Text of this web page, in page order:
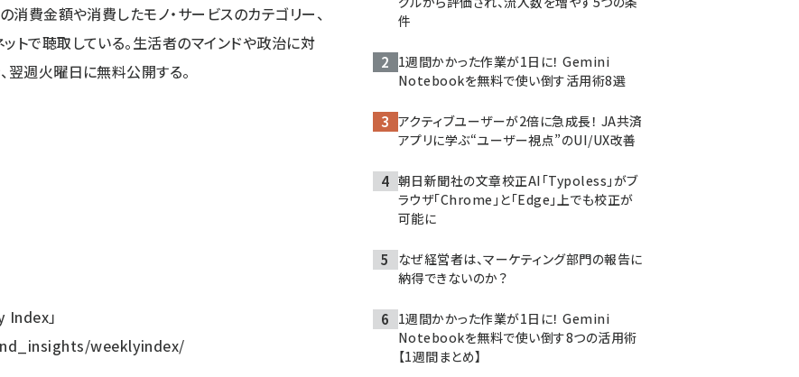
費金額や消費したモノ・サービスのカテゴリー、
トで聴取している。生活者のマインドや政治に対
週火曜日に無料公開する。
」
weeklyindex/
件
1週間かかった作業が1日に！ Gemini
Notebookを無料で使い倒す活用術8選
アクティブユーザーが2倍に急成長！ JA共済
アプリに学ぶ“ユーザー視点”のUI/UX改善
朝日新聞社の文章校正AI「Typoless」がブ
ラウザ「Chrome」と「Edge」上でも校正が
可能に
なぜ経営者は、マーケティング部門の報告に
納得できないのか？
1週間かかった作業が1日に！ Gemini
Notebookを無料で使い倒す8つの活用術
【1週間まとめ】